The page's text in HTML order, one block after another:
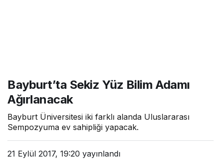
Bayburt’ta Sekiz Yüz Bilim Adamı
Ağırlanacak
Bayburt Üniversitesi iki farklı alanda Uluslararası
Sempozyuma ev sahipliği yapacak.
21 Eylül 2017, 19:20 yayınlandı